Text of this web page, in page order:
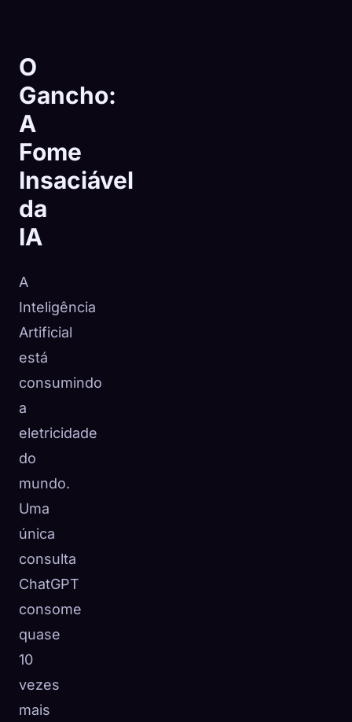
O
Gancho:
A
Fome
Insaciável
da
IA
A
Inteligência
Artificial
está
consumindo
a
eletricidade
do
mundo.
Uma
única
consulta
ChatGPT
consome
quase
10
vezes
mais
☁️
0